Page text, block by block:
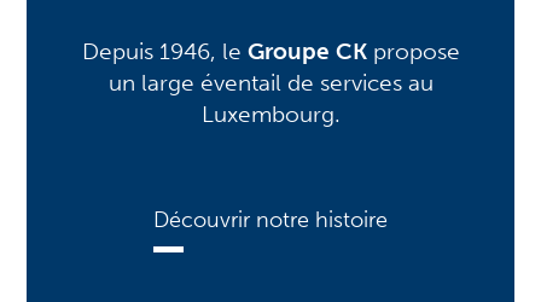
Depuis 1946, le Groupe CKpropose
un large éventail de services au
Luxembourg.
Découvrir notre histoire